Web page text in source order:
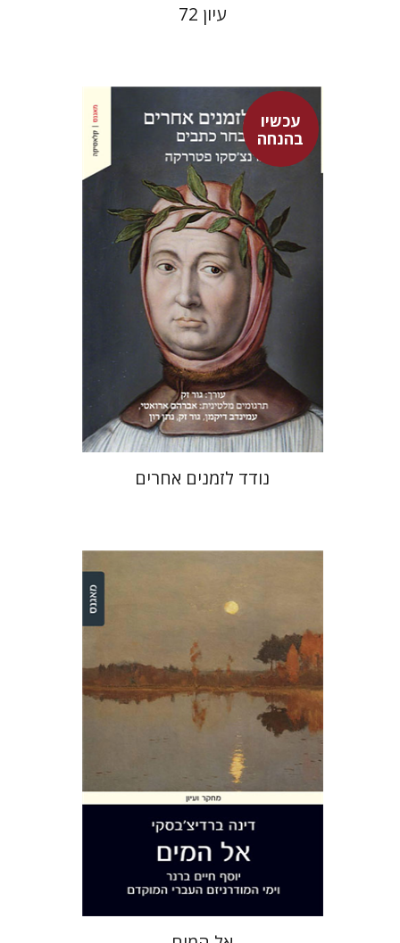
עיון 72
עכשיו
בהנחהפרנצ'סקו פטררקה
גור זק
עמינדב דיקמן
נתן רון
גור זק
אברהם ארואטי
עכשיו בהנחה
$42
$31
נודד לזמנים אחרים
דינה ברדיצ'בסקי
הנחת אתר ספר מודפס
$31
$28